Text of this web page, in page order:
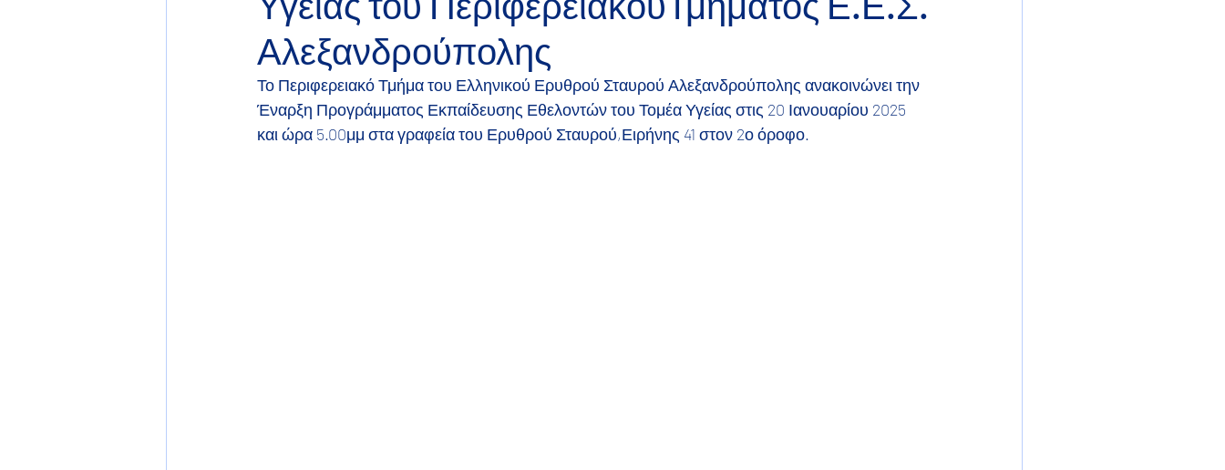
Αλεξανδρούπολης
Το Περιφερειακό Τμήμα του Ελληνικού Ερυθρού Σταυρού Αλεξανδρούπολης ανακοινώνει την
Έναρξη Προγράμματος Εκπαίδευσης Εθελοντών του Τομέα Υγείας στις 20 Ιανουαρίου 2025
και ώρα 5.00μμ στα γραφεία του Ερυθρού Σταυρού,Ειρήνης 41 στον 2ο όροφο.